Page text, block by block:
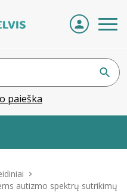
paieška
autizmo spektrų sutrikimų